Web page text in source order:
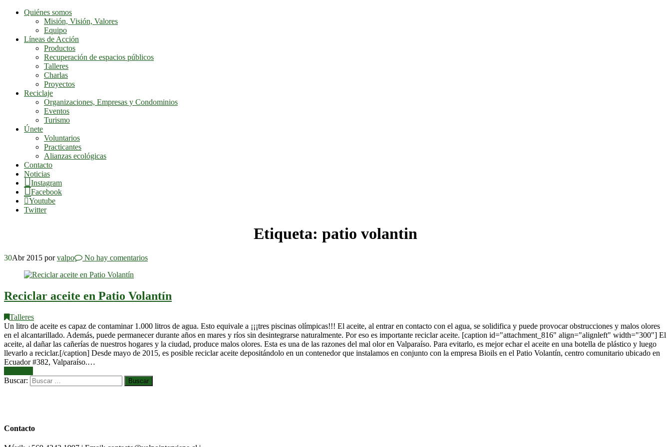
Quiénes somos
Misión, Visión, Valores
Equipo
Líneas de Acción
Productos
Recuperación de espacios públicos
Talleres
Charlas
Proyectos
Reciclaje
Organizaciones, Empresas y Condominios
Eventos
Turismo
Únete
Voluntarios
Practicantes
Alianzas ecológicas
Contacto
Noticias
Instagram
Facebook
Youtube
Twitter
Etiqueta: patio volantin
30Abr 2015 porvalpo No hay comentarios
Reciclar aceite en Patio Volantín
Talleres
Un litro de aceite es capaz de contaminar 1.000 litros de agua. Esto equivale a ¡¡¡tres piscinas olímpicas!!! El aceite, al entrar en contacto con el agua, se solidifica y puede provocar obstrucciones y malos olores
en el alcantarillado. Además, puede permanecer durante años en mares y ríos sin desintegrarse naturalmente. Por eso es importante reciclar aceite. [caption id="attachment_816" align="alignleft" width="300"] El
aceite, al dañar las cañerías de nuestros hogares y la ciudad, produce malos olores. Esta es una de las razones del mal olor en Valparaíso. Para evitarlo, es mejor echar el aceite en una botella de plástico y luego
llevarlo a reciclar.[/caption] Desde mayo de 2015, es posible reciclar aceite depositándolo en un contenedor que instalamos en conjunto con la empresa Bioils en el Patio Volantín, centro comunitario ubicado en
Ecuador #382, Valparaíso.…
Buscar:
Contacto